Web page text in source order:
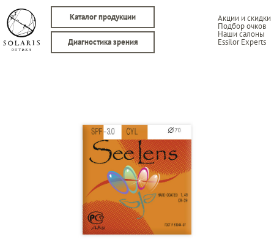
Каталог продукции Акции и скидки
Подбор очков
Наши салоны
Essilor Experts
Диагностика зрения